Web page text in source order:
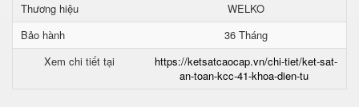
Thương hiệu
WELKO
Bảo hành
36 Tháng
Xem chi tiết tại
https://ketsatcaocap.vn/chi-tiet/ket-sat-
an-toan-kcc-41-khoa-dien-tu